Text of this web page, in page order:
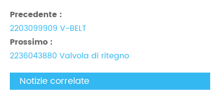
Precedente :
2203099909 V-BELT
Prossimo :
2236043880 Valvola di ritegno
Notizie correlate